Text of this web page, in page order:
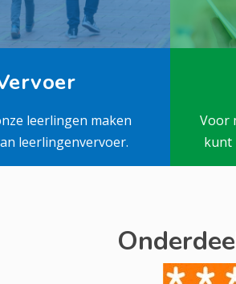
leerlingen maken
leerlingenvervoer.
Voor
kunt